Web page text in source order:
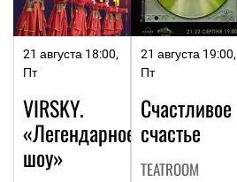
21 августа 18:00,
Пт
VIRSKY.
«Легендарное
шоу»
21 августа 19:00,
Пт
Счастливое
счастье
TEATROOM